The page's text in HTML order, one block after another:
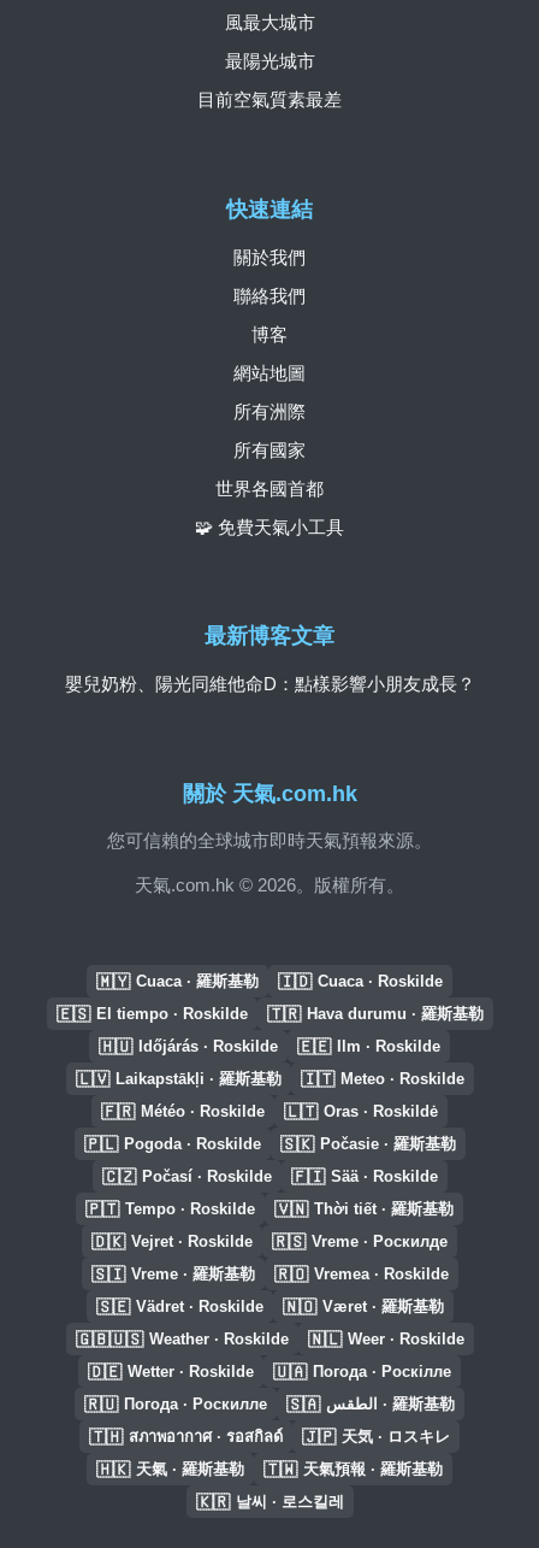
關於 天氣.com.hk
您可信賴的全球城市即時天氣預報來源。
天氣.com.hk © 2026。版權所有。
快速連結
關於我們
聯絡我們
博客
網站地圖
所有洲際
所有國家
世界各國首都
🧩 免費天氣小工具
風最大城市
最陽光城市
目前空氣質素最差
最新博客文章
嬰兒奶粉、陽光同維他命D：點樣影響小朋友成長？
🇲🇾 Cuaca · 羅斯基勒 🇮🇩 Cuaca · Roskilde
🇪🇸 El tiempo · Roskilde 🇹🇷 Hava durumu · 羅斯基勒
🇭🇺 Időjárás · Roskilde 🇪🇪 Ilm · Roskilde
🇱🇻 Laikapstākļi · 羅斯基勒 🇮🇹 Meteo · Roskilde
🇫🇷 Météo · Roskilde 🇱🇹 Oras · Roskildė
🇵🇱 Pogoda · Roskilde 🇸🇰 Počasie · 羅斯基勒
🇨🇿 Počasí · Roskilde 🇫🇮 Sää · Roskilde
🇵🇹 Tempo · Roskilde 🇻🇳 Thời tiết · 羅斯基勒
🇩🇰 Vejret · Roskilde 🇷🇸 Vreme · Роскилде
🇸🇮 Vreme · 羅斯基勒 🇷🇴 Vremea · Roskilde
🇸🇪 Vädret · Roskilde 🇳🇴 Været · 羅斯基勒
🇬🇧🇺🇸 Weather · Roskilde 🇳🇱 Weer · Roskilde
🇩🇪 Wetter · Roskilde 🇺🇦 Погода · Роскілле
🇷🇺 Погода · Роскилле 🇸🇦 الطقس · 羅斯基勒
🇹🇭 สภาพอากาศ · รอสกิลด์ 🇯🇵 天気 · ロスキレ
🇭🇰 天氣 · 羅斯基勒 🇹🇼 天氣預報 · 羅斯基勒
🇰🇷 날씨 · 로스킬레